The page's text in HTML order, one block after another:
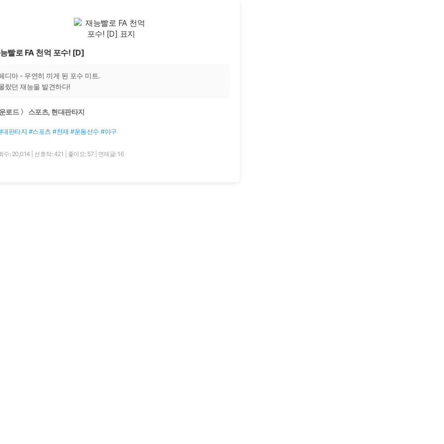
빨로 FA 천억 포수! [D]
디아 - 우연히 끼게 된 포수 미트.
랐던 재능을 발견하다!
로드 〉 스포츠, 현대판타지
대판타지 #스포츠 #천재 #운동선수 #야구
수: 20,014 선호작: 421 좋아요: 57 연재글: 16